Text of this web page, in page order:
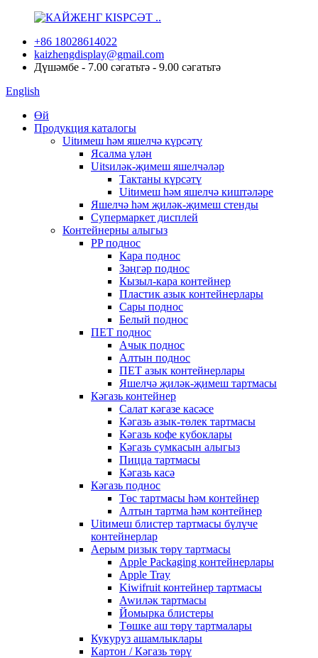
+86 18028614022
kaizhengdisplay@gmail.com
Дүшәмбе - 7.00 сәгатьтә - 9.00 сәгатьтә
English
Өй
Продукция каталогы
Uitимеш һәм яшелчә күрсәтү
Ясалма үлән
Uitsиләк-җимеш яшелчәләр
Тактаны күрсәтү
Uitимеш һәм яшелчә киштәләре
Яшелчә һәм җиләк-җимеш стенды
Супермаркет дисплей
Контейнерны алыгыз
PP поднос
Кара поднос
Зәңгәр поднос
Кызыл-кара контейнер
Пластик азык контейнерлары
Сары поднос
Белый поднос
ПЕТ поднос
Ачык поднос
Алтын поднос
ПЕТ азык контейнерлары
Яшелчә җиләк-җимеш тартмасы
Кәгазь контейнер
Салат кәгазе касәсе
Кәгазь азык-төлек тартмасы
Кәгазь кофе кубоклары
Кәгазь сумкасын алыгыз
Пицца тартмасы
Кәгазь касә
Кәгазь поднос
Төс тартмасы һәм контейнер
Алтын тартма һәм контейнер
Uitимеш блистер тартмасы бүлүче
контейнерлар
Аерым ризык төрү тартмасы
Apple Packaging контейнерлары
Apple Tray
Kiwifruit контейнер тартмасы
Awиләк тартмасы
Йомырка блистеры
Төшке аш төрү тартмалары
Кукуруз ашамлыклары
Картон / Кәгазь төрү